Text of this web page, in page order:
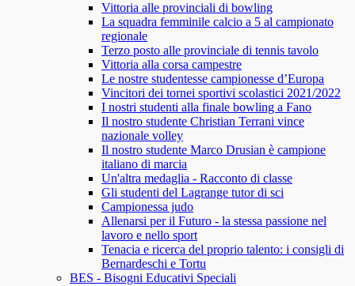
Vittoria alle provinciali di bowling
La squadra femminile calcio a 5 al campionato
regionale
Terzo posto alle provinciale di tennis tavolo
Vittoria alla corsa campestre
Le nostre studentesse campionesse d’Europa
Vincitori dei tornei sportivi scolastici 2021/2022
I nostri studenti alla finale bowling a Fano
Il nostro studente Christian Terrani vince
nazionale volley
Il nostro studente Marco Drusian è campione
italiano di marcia
Un'altra medaglia - Racconto di classe
Gli studenti del Lagrange tutor di sci
Campionessa judo
Allenarsi per il Futuro - la stessa passione nel
lavoro e nello sport
Tenacia e ricerca del proprio talento: i consigli di
Bernardeschi e Tortu
BES - Bisogni Educativi Speciali